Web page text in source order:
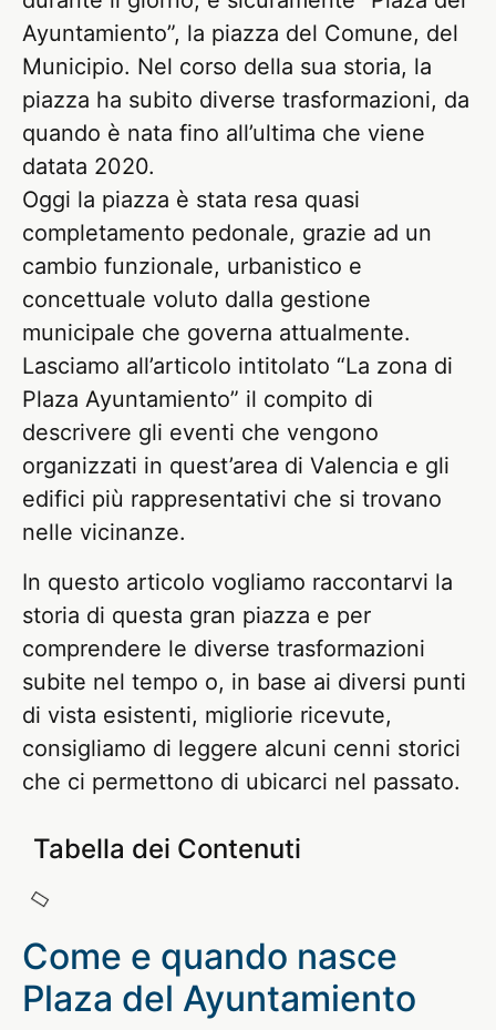
Ayuntamiento”, la piazza del Comune, del
Municipio. Nel corso della sua storia, la
piazza ha subito diverse trasformazioni, da
quando è nata fino all’ultima che viene
datata 2020.
Oggi la piazza è stata resa quasi
completamento pedonale, grazie ad un
cambio funzionale, urbanistico e
concettuale voluto dalla gestione
municipale che governa attualmente.
Lasciamo all’articolo intitolato “La zona di
Plaza Ayuntamiento” il compito di
descrivere gli eventi che vengono
organizzati in quest’area di Valencia e gli
edifici più rappresentativi che si trovano
nelle vicinanze.
In questo articolo vogliamo raccontarvi la
storia di questa gran piazza e per
comprendere le diverse trasformazioni
subite nel tempo o, in base ai diversi punti
di vista esistenti, migliorie ricevute,
consigliamo di leggere alcuni cenni storici
che ci permettono di ubicarci nel passato.
Tabella dei Contenuti
Come e quando nasce
Plaza del Ayuntamiento